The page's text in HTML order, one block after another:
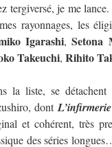
tergiversé, je me
rayonnages, les
Igarashi,Setona
Takeuchi, Rihito
la liste, se
dont
et cohérent, très
des séries